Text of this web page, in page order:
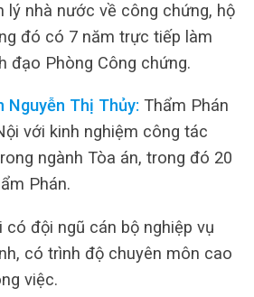
lý nhà nước về công chứng, hộ
đó có 7 năm trực tiếp làm
đạo Phòng Công chứng.
Nguyễn Thị Thủy: Thẩm Phán
với kinh nghiệm công tác
ngành Tòa án, trong đó 20
Phán.
có đội ngũ cán bộ nghiệp vụ
có trình độ chuyên môn cao
việc.